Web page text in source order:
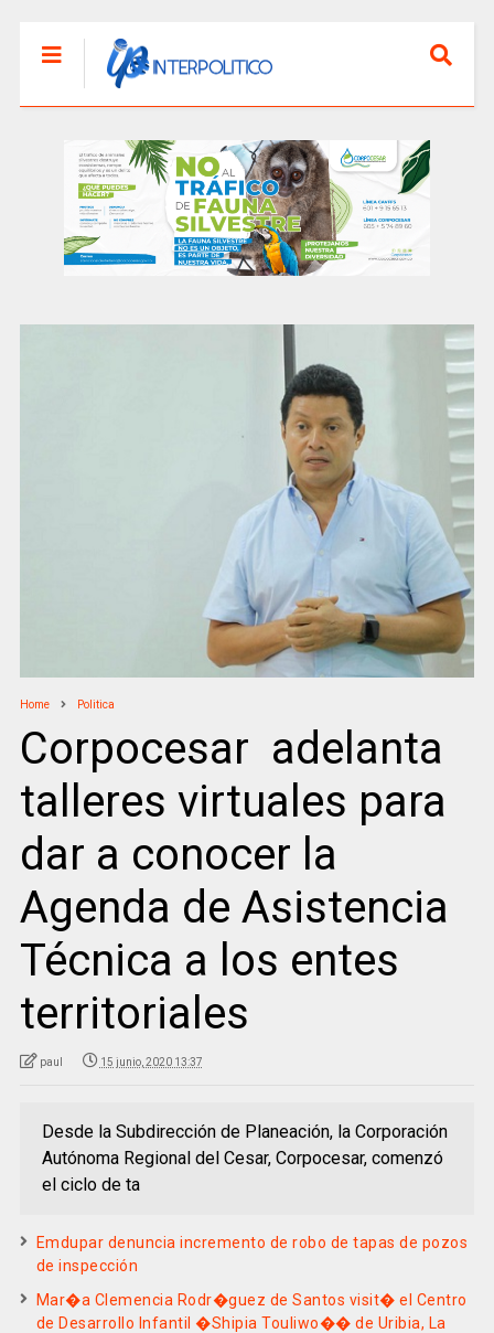
Home Politica
Corpocesar adelanta
talleres virtuales para
dar a conocer la
Agenda de Asistencia
Técnica a los entes
territoriales
paul 15 junio, 2020 13:37
Desde la Subdirección de Planeación, la Corporación
Autónoma Regional del Cesar, Corpocesar, comenzó
el ciclo de ta
Emdupar denuncia incremento de robo de tapas de pozos
de inspección
Mar�a Clemencia Rodr�guez de Santos visit� el Centro
de Desarrollo Infantil �Shipia Touliwo�� de Uribia, La